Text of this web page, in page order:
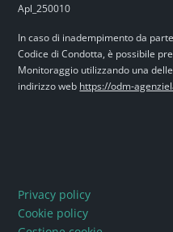
In caso di inadempimento da
Codice di Condotta, è possibile
Monitoraggio utilizzando una
indirizzo web https://odm-
Privacy policy
Cookie policy